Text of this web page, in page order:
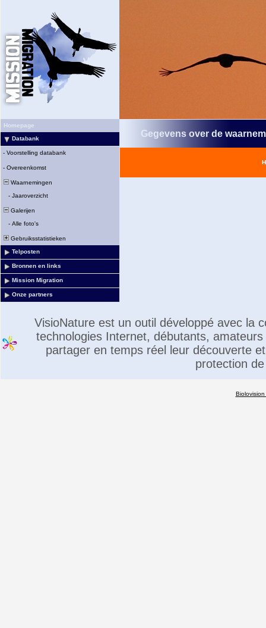
Homepage
Databank
- Voorstelling databank
- Overeenkomst
Waarnemingen
- Jaaroverzicht
Galerijen
- Alle foto's
Gebruiksstatistieken
Telposten
Bronnen en links
Mission Migration
Onze partners
Gegevens over de
VisioNature est un outil développé avec la
technologies Internet, débutants,
partager en temps réel leur découverte
protection
Biolovision